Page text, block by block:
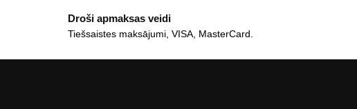
Droši apmaksas veidi
Tiešsaistes maksājumi, VISA, MasterCard.